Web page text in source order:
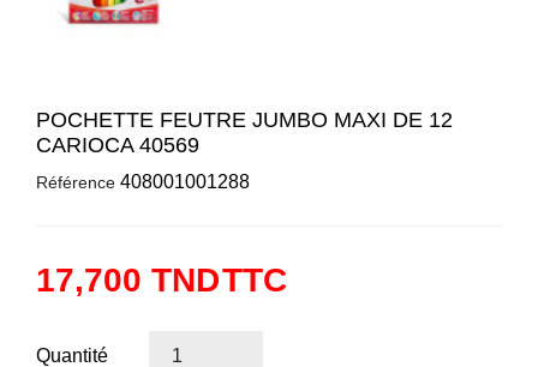
POCHETTE FEUTRE JUMBO MAXI DE 12
CARIOCA 40569
Référence 408001001288
17,700 TNDTTC
Quantité